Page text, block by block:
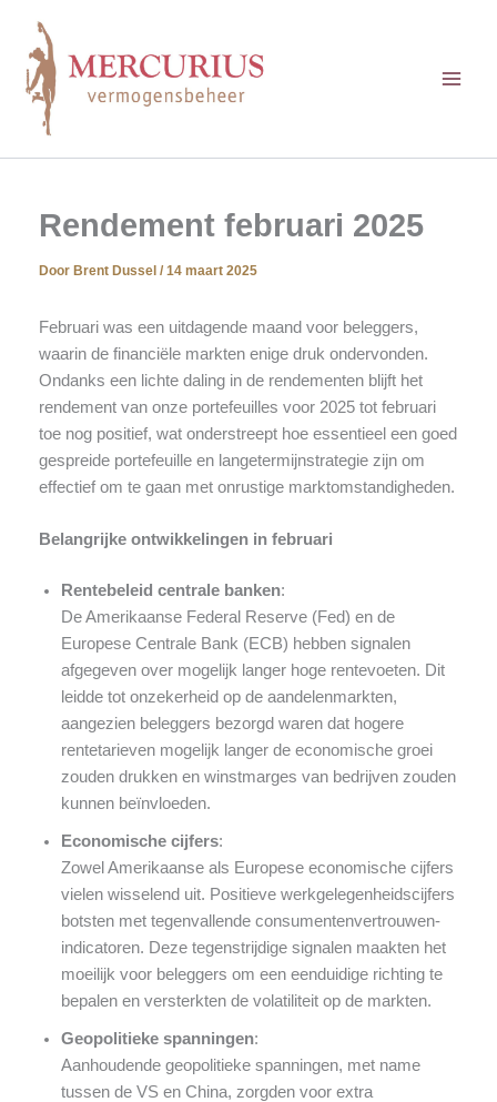
inhoud
Rendement februari 2025
Door Brent Dussel / 14 maart 2025
Februari was een uitdagende maand voor beleggers,
waarin de financiële markten enige druk ondervonden.
Ondanks een lichte daling in de rendementen blijft het
rendement van onze portefeuilles voor 2025 tot februari
toe nog positief, wat onderstreept hoe essentieel een goed
gespreide portefeuille en langetermijnstrategie zijn om
effectief om te gaan met onrustige marktomstandigheden.
Belangrijke ontwikkelingen in februari
Rentebeleid centrale banken:
De Amerikaanse Federal Reserve (Fed) en de
Europese Centrale Bank (ECB) hebben signalen
afgegeven over mogelijk langer hoge rentevoeten. Dit
leidde tot onzekerheid op de aandelenmarkten,
aangezien beleggers bezorgd waren dat hogere
rentetarieven mogelijk langer de economische groei
zouden drukken en winstmarges van bedrijven zouden
kunnen beïnvloeden.
Economische cijfers:
Zowel Amerikaanse als Europese economische cijfers
vielen wisselend uit. Positieve werkgelegenheidscijfers
botsten met tegenvallende consumentenvertrouwen-
indicatoren. Deze tegenstrijdige signalen maakten het
moeilijk voor beleggers om een eenduidige richting te
bepalen en versterkten de volatiliteit op de markten.
Geopolitieke spanningen:
Aanhoudende geopolitieke spanningen, met name
tussen de VS en China, zorgden voor extra